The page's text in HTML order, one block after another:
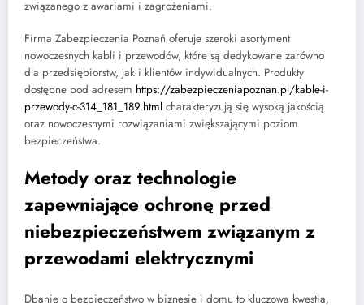
związanego z awariami i zagrożeniami.
Firma Zabezpieczenia Poznań oferuje szeroki asortyment
nowoczesnych kabli i przewodów, które są dedykowane zarówno
dla przedsiębiorstw, jak i klientów indywidualnych. Produkty
dostępne pod adresem https://zabezpieczeniapoznan.pl/kable-i-
przewody-c-314_181_189.html charakteryzują się wysoką jakością
oraz nowoczesnymi rozwiązaniami zwiększającymi poziom
bezpieczeństwa.
Metody oraz technologie
zapewniające ochronę przed
niebezpieczeństwem związanym z
przewodami elektrycznymi
Dbanie o bezpieczeństwo w biznesie i domu to kluczowa kwestia,